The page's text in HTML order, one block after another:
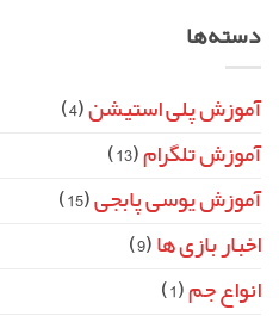
دسته‌ها
آموزش پلی استیشن(4)
آموزش تلگرام(13)
آموزش یوسی پابجی(15)
اخبار بازی ها(9)
انواع جم(1)